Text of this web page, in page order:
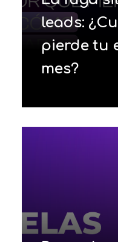
leads:
pierde tu
mes?